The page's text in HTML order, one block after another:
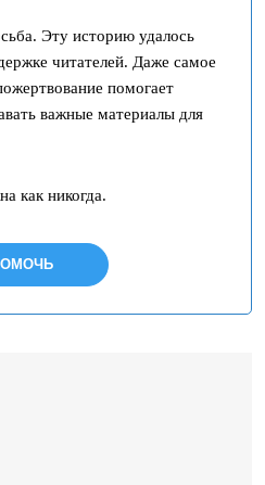
Эту историю удалось
читателей. Даже самое
помогает
важные материалы для
как никогда.